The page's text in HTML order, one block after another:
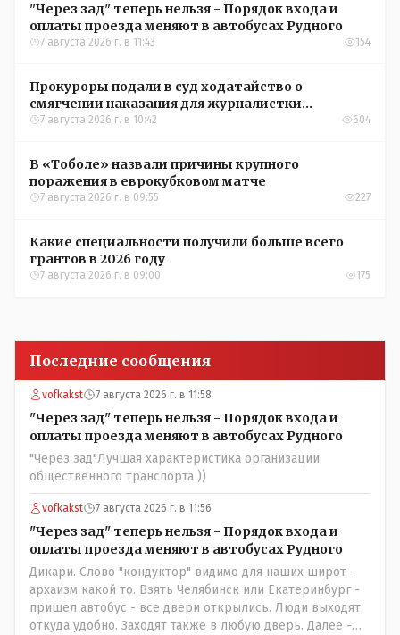
"Через зад" теперь нельзя - Порядок входа и
оплаты проезда меняют в автобусах Рудного
7 августа 2026 г. в 11:43 154
Прокуроры подали в суд ходатайство о
смягчении наказания для журналистки
Александры Алёховой
7 августа 2026 г. в 10:42 604
В «Тоболе» назвали причины крупного
поражения в еврокубковом матче
7 августа 2026 г. в 09:55 227
Какие специальности получили больше всего
грантов в 2026 году
7 августа 2026 г. в 09:00 175
Последние сообщения
vofkakst 7 августа 2026 г. в 11:58
"Через зад" теперь нельзя - Порядок входа и
оплаты проезда меняют в автобусах Рудного
"Через зад"Лучшая характеристика организации
общественного транспорта ))
vofkakst 7 августа 2026 г. в 11:56
"Через зад" теперь нельзя - Порядок входа и
оплаты проезда меняют в автобусах Рудного
Дикари. Слово "кондуктор" видимо для наших широт -
архаизм какой то. Взять Челябинск или Екатеринбург -
пришел автобус - все двери открылись. Люди выходят
откуда удобно. Заходят также в любую дверь. Далее -